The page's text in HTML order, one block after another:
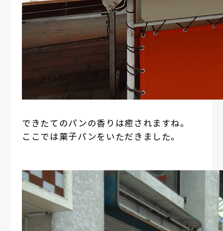
できたてのパンの香りは癒されますね。
ここでは菓子パンをいただきました。